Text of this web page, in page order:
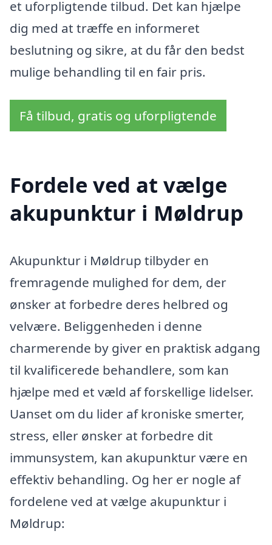
et uforpligtende tilbud. Det kan hjælpe
dig med at træffe en informeret
beslutning og sikre, at du får den bedst
mulige behandling til en fair pris.
Få tilbud, gratis og uforpligtende
Fordele ved at vælge
akupunktur i Møldrup
Akupunktur i Møldrup tilbyder en
fremragende mulighed for dem, der
ønsker at forbedre deres helbred og
velvære. Beliggenheden i denne
charmerende by giver en praktisk adgang
til kvalificerede behandlere, som kan
hjælpe med et væld af forskellige lidelser.
Uanset om du lider af kroniske smerter,
stress, eller ønsker at forbedre dit
immunsystem, kan akupunktur være en
effektiv behandling. Og her er nogle af
fordelene ved at vælge akupunktur i
Møldrup: